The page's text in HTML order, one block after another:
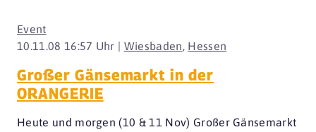
10.11.08 16:57 Uhr | Wiesbaden, Hessen
Event
Großer Gänsemarkt in der
ORANGERIE
Heute und morgen (10 & 11 Nov) Großer Gänsemarkt